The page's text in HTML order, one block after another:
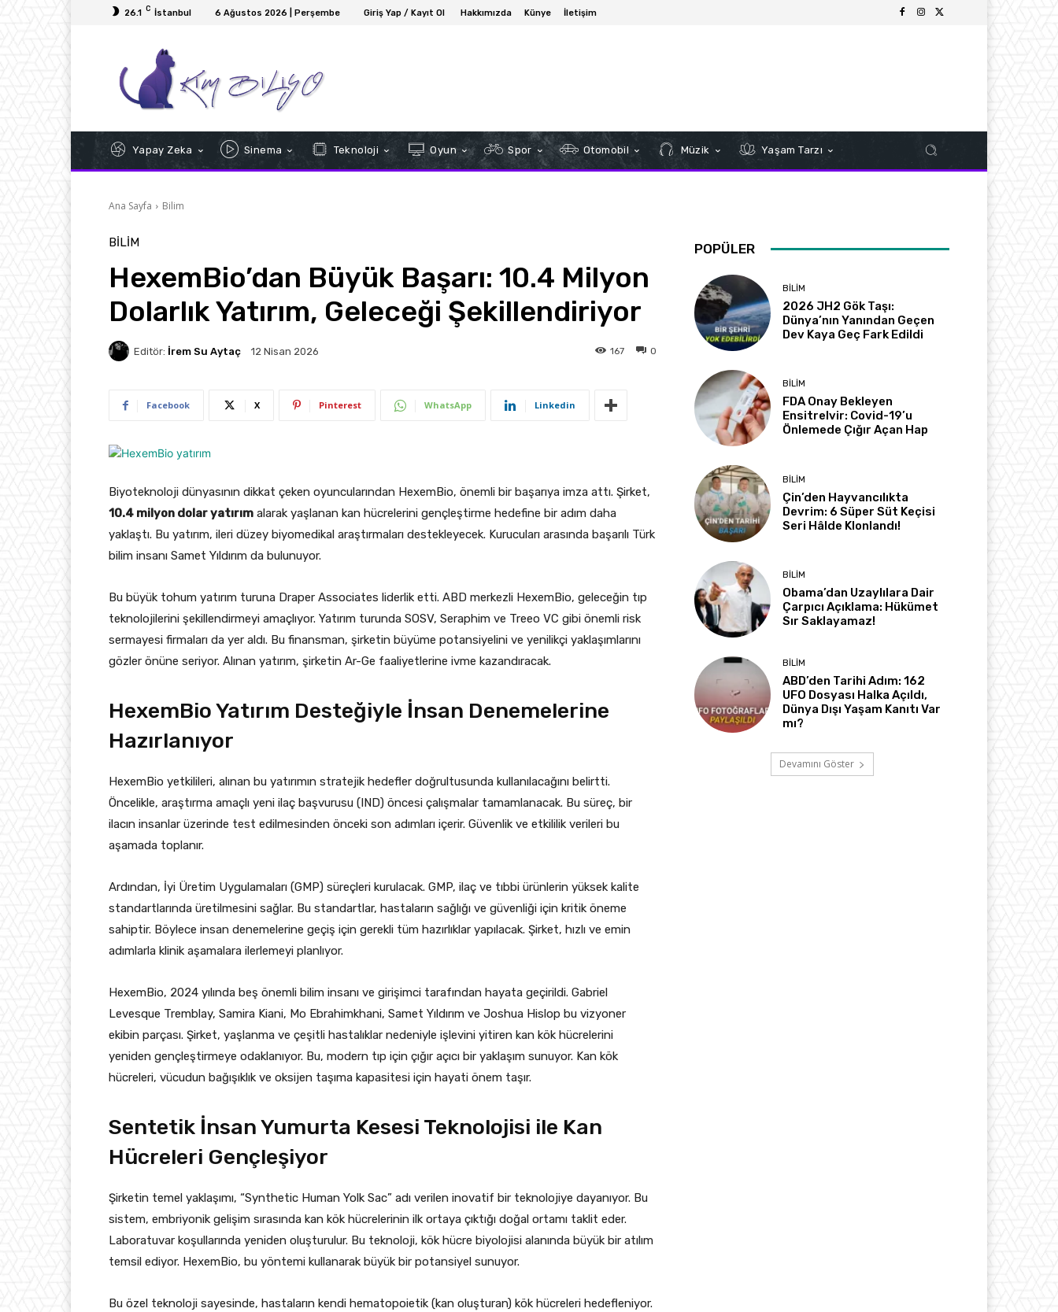
26.1 C İstanbul 6 Ağustos 2026 | Perşembe Giriş Yap / Kayıt Ol Hakkımızda Künye İletişim
Yapay Zeka Sinema Teknoloji Oyun Spor Otomobil Müzik Yaşam Tarzı
Ana Sayfa Bilim
BILIM
HexemBio’dan Büyük Başarı: 10.4 Milyon
Dolarlık Yatırım, Geleceği Şekillendiriyor
Editör: İrem Su Aytaç 12 Nisan 2026 0
167
Facebook X Pinterest WhatsApp Linkedin
Biyoteknoloji dünyasının dikkat çeken oyuncularından HexemBio, önemli bir başarıya imza attı. Şirket,
10.4 milyon dolar yatırım alarak yaşlanan kan hücrelerini gençleştirme hedefine bir adım daha
yaklaştı. Bu yatırım, ileri düzey biyomedikal araştırmaları destekleyecek. Kurucuları arasında başarılı Türk
bilim insanı Samet Yıldırım da bulunuyor.
Bu büyük tohum yatırım turuna Draper Associates liderlik etti. ABD merkezli HexemBio, geleceğin tıp
teknolojilerini şekillendirmeyi amaçlıyor. Yatırım turunda SOSV, Seraphim ve Treeo VC gibi önemli risk
sermayesi firmaları da yer aldı. Bu finansman, şirketin büyüme potansiyelini ve yenilikçi yaklaşımlarını
gözler önüne seriyor. Alınan yatırım, şirketin Ar-Ge faaliyetlerine ivme kazandıracak.
HexemBio Yatırım Desteğiyle İnsan Denemelerine
Hazırlanıyor
HexemBio yetkilileri, alınan bu yatırımın stratejik hedefler doğrultusunda kullanılacağını belirtti.
Öncelikle, araştırma amaçlı yeni ilaç başvurusu (IND) öncesi çalışmalar tamamlanacak. Bu süreç, bir
ilacın insanlar üzerinde test edilmesinden önceki son adımları içerir. Güvenlik ve etkililik verileri bu
aşamada toplanır.
Ardından, İyi Üretim Uygulamaları (GMP) süreçleri kurulacak. GMP, ilaç ve tıbbi ürünlerin yüksek kalite
standartlarında üretilmesini sağlar. Bu standartlar, hastaların sağlığı ve güvenliği için kritik öneme
sahiptir. Böylece insan denemelerine geçiş için gerekli tüm hazırlıklar yapılacak. Şirket, hızlı ve emin
adımlarla klinik aşamalara ilerlemeyi planlıyor.
HexemBio, 2024 yılında beş önemli bilim insanı ve girişimci tarafından hayata geçirildi. Gabriel
Levesque Tremblay, Samira Kiani, Mo Ebrahimkhani, Samet Yıldırım ve Joshua Hislop bu vizyoner
ekibin parçası. Şirket, yaşlanma ve çeşitli hastalıklar nedeniyle işlevini yitiren kan kök hücrelerini
yeniden gençleştirmeye odaklanıyor. Bu, modern tıp için çığır açıcı bir yaklaşım sunuyor. Kan kök
hücreleri, vücudun bağışıklık ve oksijen taşıma kapasitesi için hayati önem taşır.
Sentetik İnsan Yumurta Kesesi Teknolojisi ile Kan
Hücreleri Gençleşiyor
Şirketin temel yaklaşımı, “Synthetic Human Yolk Sac” adı verilen inovatif bir teknolojiye dayanıyor. Bu
sistem, embriyonik gelişim sırasında kan kök hücrelerinin ilk ortaya çıktığı doğal ortamı taklit eder.
Laboratuvar koşullarında yeniden oluşturulur. Bu teknoloji, kök hücre biyolojisi alanında büyük bir atılım
temsil ediyor. HexemBio, bu yöntemi kullanarak büyük bir potansiyel sunuyor.
Bu özel teknoloji sayesinde, hastaların kendi hematopoietik (kan oluşturan) kök hücreleri hedefleniyor.
POPÜLER
BILIM
2026 JH2 Gök Taşı:
Dünya’nın Yanından Geçen
Dev Kaya Geç Fark Edildi
BILIM
FDA Onay Bekleyen
Ensitrelvir: Covid-19’u
Önlemede Çığır Açan Hap
BILIM
Çin’den Hayvancılıkta
Devrim: 6 Süper Süt Keçisi
Seri Hâlde Klonlandı!
BILIM
Obama’dan Uzaylılara Dair
Çarpıcı Açıklama: Hükümet
Sır Saklayamaz!
BILIM
ABD’den Tarihi Adım: 162
UFO Dosyası Halka Açıldı,
Dünya Dışı Yaşam Kanıtı Var
mı?
Devamını Göster